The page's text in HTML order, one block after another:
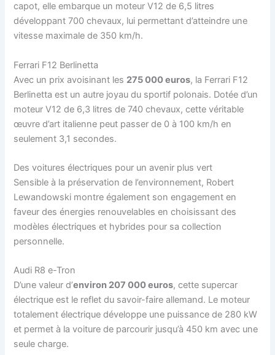
capot, elle embarque un moteur V12 de 6,5 litres
développant 700 chevaux, lui permettant d’atteindre une
vitesse maximale de 350 km/h.
Ferrari F12 Berlinetta
Avec un prix avoisinant les 275 000 euros, la Ferrari F12
Berlinetta est un autre joyau du sportif polonais. Dotée d’un
moteur V12 de 6,3 litres de 740 chevaux, cette véritable
œuvre d’art italienne peut passer de 0 à 100 km/h en
seulement 3,1 secondes.
Des voitures électriques pour un avenir plus vert
Sensible à la préservation de l’environnement, Robert
Lewandowski montre également son engagement en
faveur des énergies renouvelables en choisissant des
modèles électriques et hybrides pour sa collection
personnelle.
Audi R8 e-Tron
D’une valeur d’environ 207 000 euros, cette supercar
électrique est le reflet du savoir-faire allemand. Le moteur
totalement électrique développe une puissance de 280 kW
et permet à la voiture de parcourir jusqu’à 450 km avec une
seule charge.